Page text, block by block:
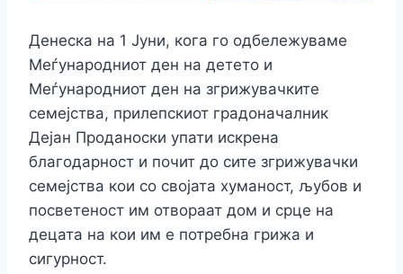
Денеска на 1 Јуни, кога го одбележуваме
Меѓународниот ден на детето и
Меѓународниот ден на згрижувачките
семејства, прилепскиот градоначалник
Дејан Проданоски упати искрена
благодарност и почит до сите згрижувачки
семејства кои со својата хуманост, љубов и
посветеност им отвораат дом и срце на
децата на кои им е потребна грижа и
сигурност.